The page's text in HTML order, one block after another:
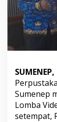
Sumenep
Lomba
setempat,